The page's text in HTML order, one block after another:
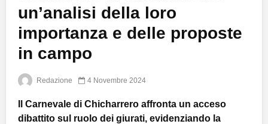
un’analisi della loro
importanza e delle proposte
in campo
Redazione 4 Novembre 2024
Il Carnevale di Chicharrero affronta un acceso
dibattito sul ruolo dei giurati, evidenziando la